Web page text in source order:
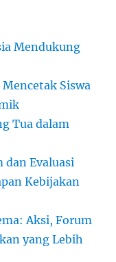
Mendukung
Siswa
Tua dalam
Evaluasi
Kebijakan
Aksi, Forum
yang Lebih